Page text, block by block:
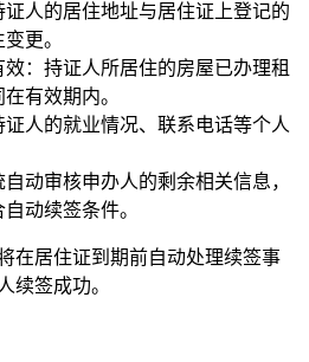
人的居住地址与居住证上登记的
更。
：持证人所居住的房屋已办理租
有效期内。
人的就业情况、联系电话等个人
动审核申办人的剩余相关信息，
动续签条件。
在居住证到期前自动处理续签事
续签成功。